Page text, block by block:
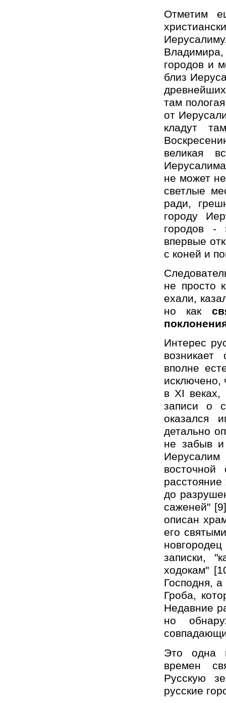
Отметим
Владимира,
городов и
близ
там
от
кладут
великая
не может
светлые
ради,
городу
городов -
впервые
с коней и
не просто
ехали,
но как
Интерес
вполне
исключено,
в XI
записи о
оказался
детально
не забыв и
до
саженей"
описан
его
записки,
ходокам"
Господня,
Гроба,
Недавние
но
Это одна
времен
Русскую
русские